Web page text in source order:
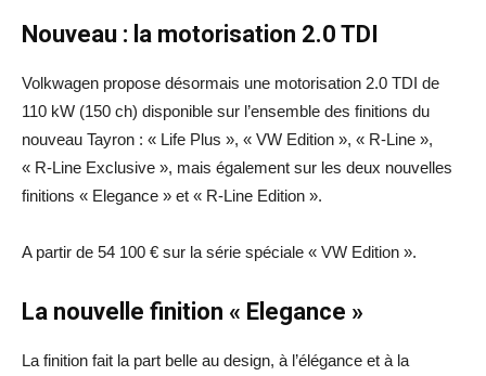
Nouveau : la motorisation 2.0 TDI
Volkwagen propose désormais une motorisation 2.0 TDI de
110 kW (150 ch) disponible sur l’ensemble des finitions du
nouveau Tayron : « Life Plus », « VW Edition », « R-Line »,
« R-Line Exclusive », mais également sur les deux nouvelles
finitions « Elegance » et « R-Line Edition ».
A partir de 54 100 € sur la série spéciale « VW Edition ».
La nouvelle finition « Elegance »
La finition fait la part belle au design, à l’élégance et à la